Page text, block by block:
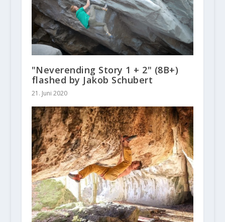
"Neverending Story 1 + 2" (8B+)
flashed by Jakob Schubert
21. Juni 2020